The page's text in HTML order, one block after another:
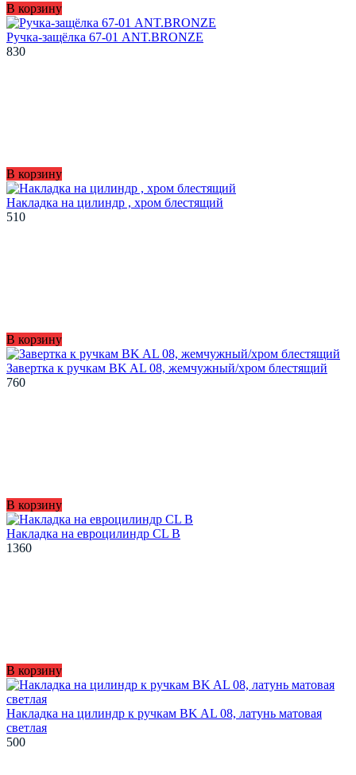
В корзину
Ручка-защёлка 67-01 ANT.BRONZE
830
В корзину
Накладка на цилиндр , хром блестящий
510
В корзину
Завертка к ручкам BK AL 08, жемчужный/хром блестящий
760
В корзину
Накладка на евроцилиндр CL B
1360
В корзину
Накладка на цилиндр к ручкам BK AL 08, латунь матовая
светлая
500